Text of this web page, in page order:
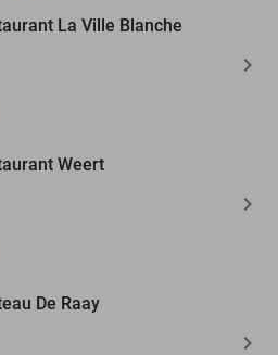
La Ville Blanche
Weert
De Raay